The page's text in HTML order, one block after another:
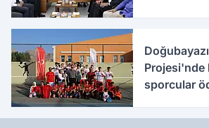
Projesi'nde
sporcular